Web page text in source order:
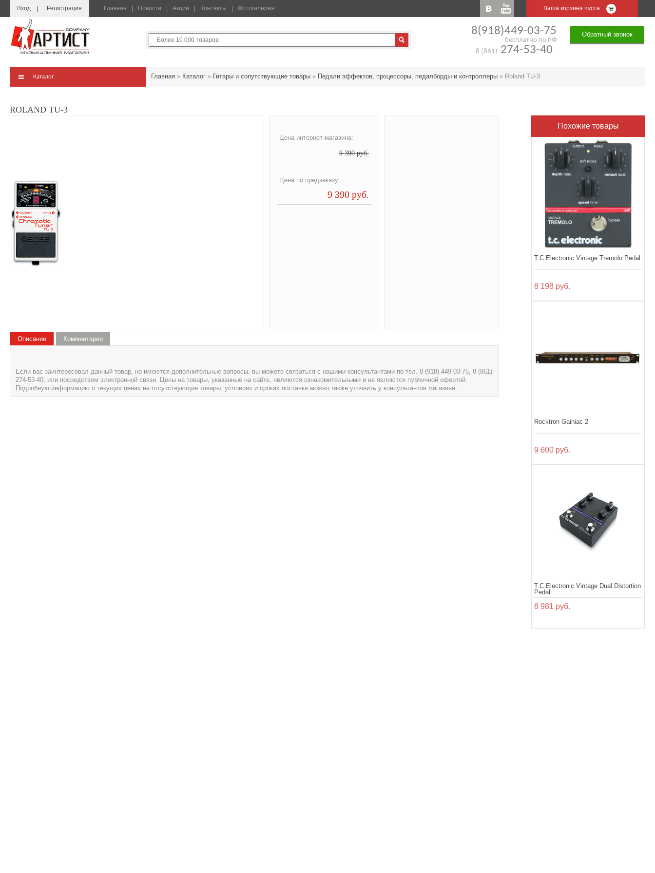
Вход Регистрация Главная Новости Акции Контакты Фотогалерея Ваша корзина пуста
8(918)449-03-75
бесплатно по РФ
8 (861) 274-53-40
Обратный звонок
Каталог Главная » Каталог » Гитары и сопутствующие товары » Педали эффектов, процессоры, педалборды и контроллеры » Roland TU-3
ROLAND TU-3
Цена интернет-магазина:
9 390 руб.
Цена по предзаказу:
9 390 руб.
Похожие товары
T.C.Electronic Vintage Tremolo Pedal
8 198 руб.
Rocktron Gainiac 2
9 600 руб.
T.C.Electronic Vintage Dual Distortion
Pedal
8 981 руб.
Описание
Если вас заинтересовал данный товар, но имеются дополнительные вопросы, вы можете связаться с нашими консультантами по тел. 8 (918) 449-03-75, 8 (861)
274-53-40, или посредством электронной связи. Цены на товары, указанные на сайте, являются ознакомительными и не являются публичной офертой.
Подробную информацию о текущих ценах на отсутствующие товары, условиях и сроках поставки можно также уточнить у консультантов магазина.
Комментарии